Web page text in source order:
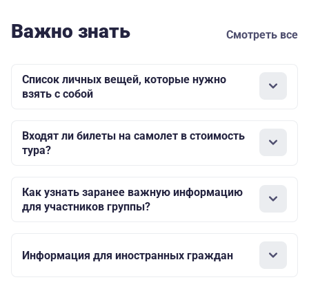
Важно знать Смотреть все
Список личных вещей, которые нужно
взять с собой
Входят ли билеты на самолет в стоимость
тура?
Как узнать заранее важную информацию
для участников группы?
Информация для иностранных граждан